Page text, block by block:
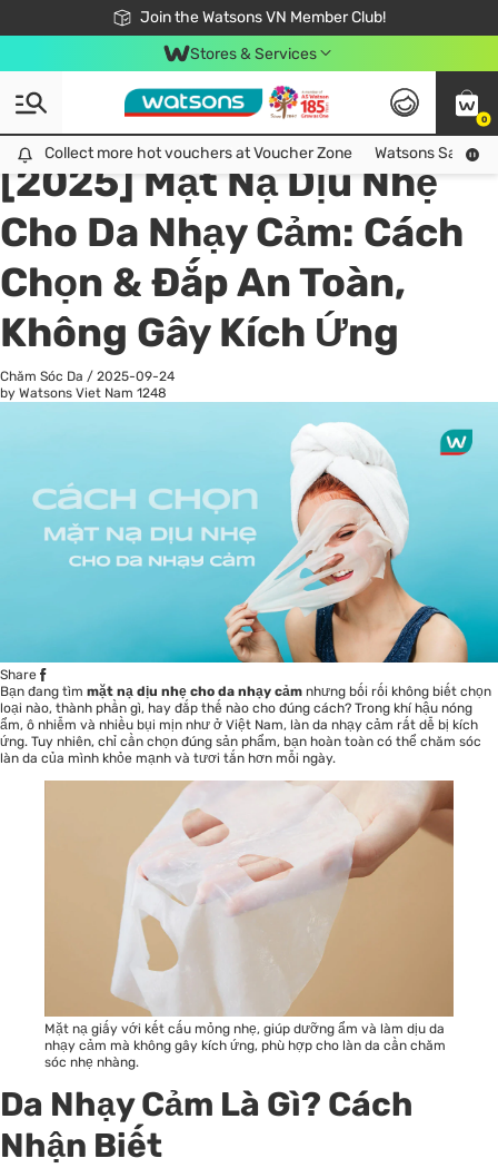
Join the Watsons VN Member Club!
Free Shipping For Order From 249,000Đ
24h Fast delivery in Hồ Chí Minh City
Stores & Services
0
Collect more hot vouchers at Voucher Zone
Collect more hot vouchers at Voucher Zone Watsons Safety
All
Chăm Sóc Cá Nhân
[2025] Mặt Nạ Dịu Nhẹ
Cho Da Nhạy Cảm: Cách
Chọn & Đắp An Toàn,
Không Gây Kích Ứng
Chăm Sóc Da / 2025-09-24
by Watsons Viet Nam 1248
Share
Bạn đang tìm mặt nạ dịu nhẹ cho da nhạy cảm nhưng bối rối không biết chọn
loại nào, thành phần gì, hay đắp thế nào cho đúng cách? Trong khí hậu nóng
ẩm, ô nhiễm và nhiều bụi mịn như ở Việt Nam, làn da nhạy cảm rất dễ bị kích
ứng. Tuy nhiên, chỉ cần chọn đúng sản phẩm, bạn hoàn toàn có thể chăm sóc
làn da của mình khỏe mạnh và tươi tắn hơn mỗi ngày.
Mặt nạ giấy với kết cấu mỏng nhẹ, giúp dưỡng ẩm và làm dịu da
nhạy cảm mà không gây kích ứng, phù hợp cho làn da cần chăm
sóc nhẹ nhàng.
Da Nhạy Cảm Là Gì? Cách
Nhận Biết